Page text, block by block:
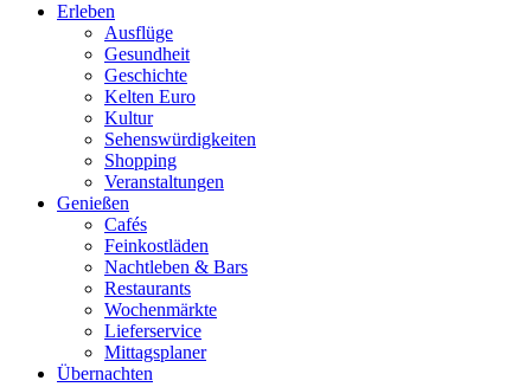
Erleben
Ausflüge
Gesundheit
Geschichte
Kelten Euro
Kultur
Sehenswürdigkeiten
Shopping
Veranstaltungen
Genießen
Cafés
Feinkostläden
Nachtleben & Bars
Restaurants
Wochenmärkte
Lieferservice
Mittagsplaner
Übernachten